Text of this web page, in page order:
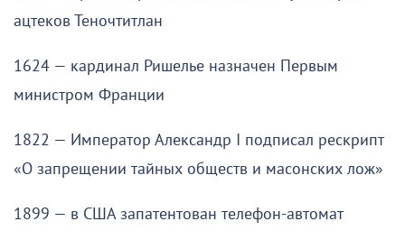
ацтеков Теночтитлан
1624 — кардинал Ришелье назначен Первым
министром Франции
1822 — Император Александр I подписал рескрипт
«О запрещении тайных обществ и масонских лож»
1899 — в США запатентован телефон-автомат